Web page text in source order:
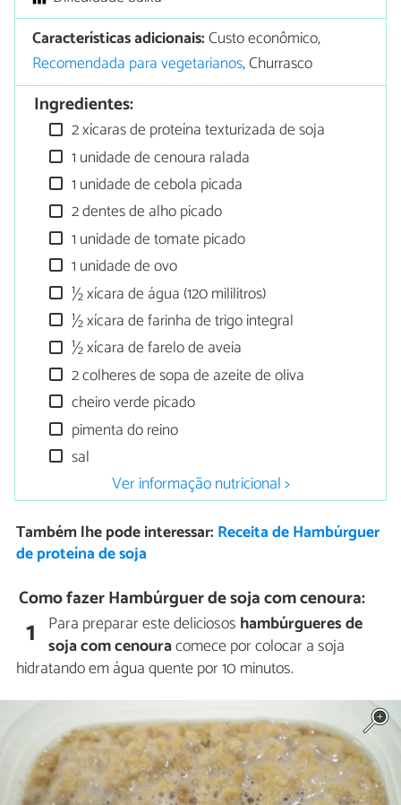
Características adicionais:Custo econômico,
Recomendada para vegetarianos, Churrasco
Ingredientes:
2 xícaras de proteína texturizada de soja
1 unidade de cenoura ralada
1 unidade de cebola picada
2 dentes de alho picado
1 unidade de tomate picado
1 unidade de ovo
½ xícara de água (120 mililitros)
½ xícara de farinha de trigo integral
½ xícara de farelo de aveia
2 colheres de sopa de azeite de oliva
cheiro verde picado
pimenta do reino
sal
Ver informação nutricional >
Também lhe pode interessar: Receita de Hambúrguer
de proteína de soja
Como fazer Hambúrguer de soja com cenoura:
1 Para preparar este deliciosos hambúrgueres de
soja com cenouracomece por colocar a soja
hidratando em água quente por 10 minutos.